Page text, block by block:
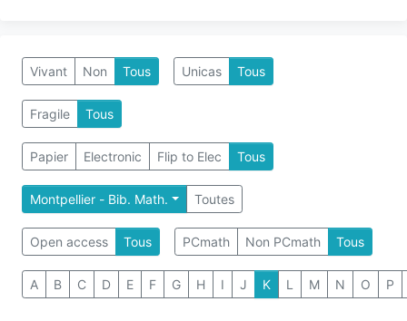
Vivant Non Tous Unicas Tous
Fragile Tous
Papier Electronic Flip to Elec Tous
Montpellier - Bib. Math. Toutes
Open access Tous PCmath Non PCmath Tous
A B C D E F G H I J K L M N O P